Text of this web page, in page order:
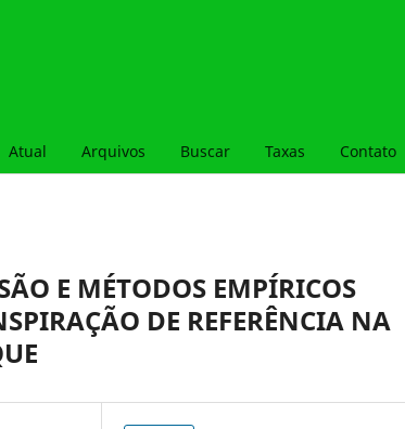
Atual Arquivos Buscar Taxas Contato
E MÉTODOS EMPÍRICOS
DE REFERÊNCIA NA